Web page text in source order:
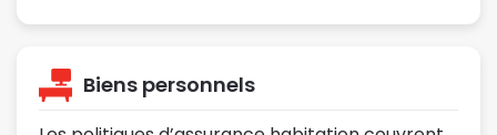
Biens personnels